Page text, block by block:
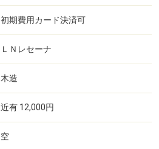
初期費用カード決済可
ＬＮレセーナ
木造
近有 12,000円
空